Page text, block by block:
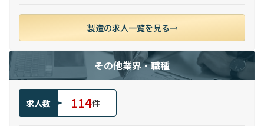
製造の求人一覧を見る
その他業界・職種
求人数 114件